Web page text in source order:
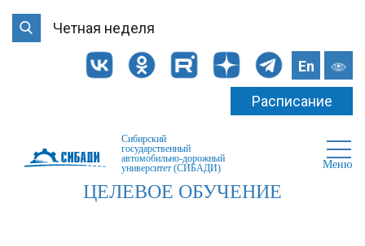
Четная неделя
En
Расписание
Сибирский
государственный
автомобильно-дорожный
университет (СИБАДИ)
Меню
ЦЕЛЕВОЕ ОБУЧЕНИЕ